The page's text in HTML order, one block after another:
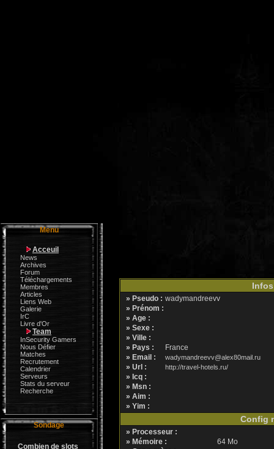
Menu
Acceuil
News
Archives
Forum
Téléchargements
Membres
Articles
Liens Web
Galerie
IrC
Livre d'Or
Team
InSecurity Gamers
Nous Défier
Matches
Recrutement
Calendrier
Serveurs
Stats du serveur
Recherche
Sondage
Combien de slots
» Pseudo : wadymandreevv
» Prénom :
» Age :
» Sexe :
» Ville :
» Pays :
France
» Email :
wadymandreevv@alex80mail.ru
» Url : http://travel-hotels.ru/
» Icq :
» Msn :
» Aim :
» Yim :
Config
» Processeur :
» Mémoire :
64 Mo